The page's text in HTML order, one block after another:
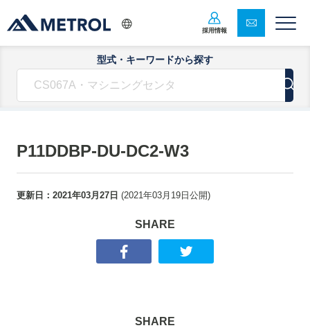
採用情報
型式・キーワードから探す
P11DDBP-DU-DC2-W3
更新日： 2021年03月27日 (2021年03月19日 公開)
SHARE
SHARE